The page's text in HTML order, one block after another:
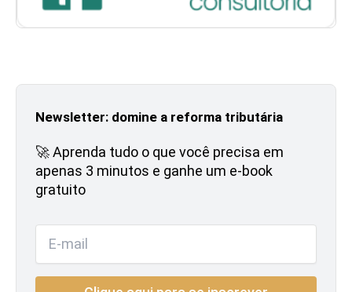
Newsletter: domine a reforma tributária
🚀 Aprenda tudo o que você precisa em
apenas 3 minutos e ganhe um e-book
gratuito